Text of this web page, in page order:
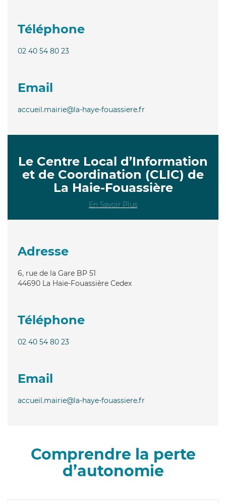
Téléphone
02 40 54 80 23
Email
accueil.mairie@la-haye-fouassiere.fr
Le Centre Local d’Information
et de Coordination (CLIC) de
La Haie-Fouassière
En Savoir Plus
Adresse
6, rue de la Gare BP 51
44690 La Haie-Fouassière Cedex
Téléphone
02 40 54 80 23
Email
accueil.mairie@la-haye-fouassiere.fr
Comprendre la perte
d’autonomie